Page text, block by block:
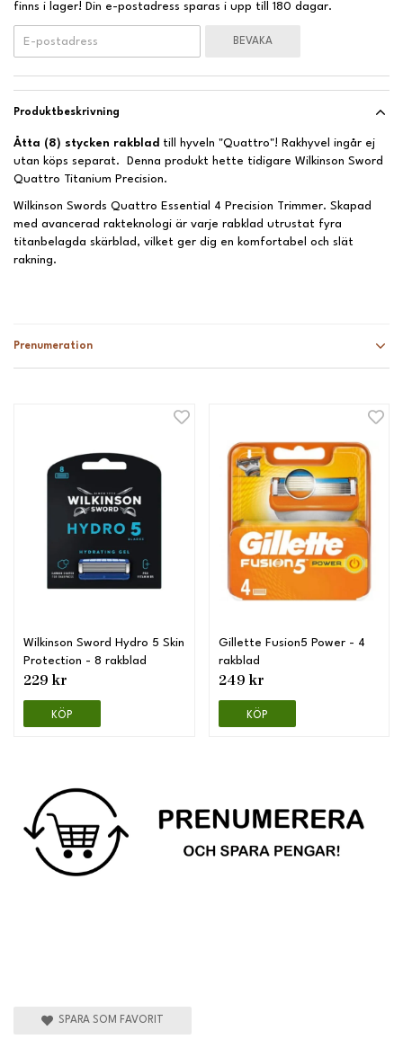
finns i lager! Din e-postadress sparas i upp till 180 dagar.
BEVAKA
Produktbeskrivning
Prenumeration
Åtta (8) stycken rakblad till hyveln "Quattro"! Rakhyvel ingår ej
utan köps separat. Denna produkt hette tidigare Wilkinson Sword
Quattro Titanium Precision.
Wilkinson Swords Quattro Essential 4 Precision Trimmer. Skapad
med avancerad rakteknologi är varje rabklad utrustat fyra
titanbelagda skärblad, vilket ger dig en komfortabel och slät
rakning.
Wilkinson Sword Hydro 5 Skin
Protection - 8 rakblad
229 kr
KÖP
Gillette Fusion5 Power - 4
rakblad
249 kr
KÖP
SPARA SOM FAVORIT